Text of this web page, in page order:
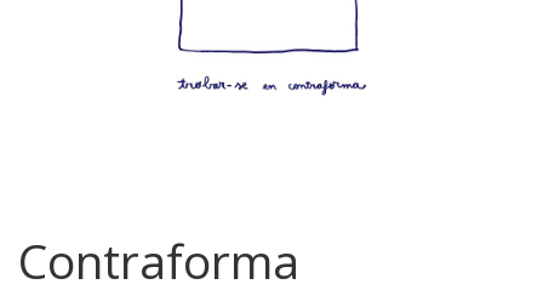
Contraforma